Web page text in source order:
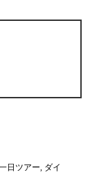
日ツアー ダイ